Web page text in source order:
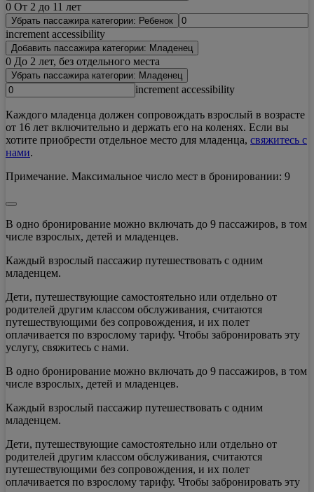
0 От 2 до 11 лет
Убрать пассажира категории: Ребенок
increment accessibility
Добавить пассажира категории: Младенец
0 До 2 лет, без отдельного места
Убрать пассажира категории: Младенец
increment accessibility
Каждого младенца должен сопровождать взрослый в возрасте
от 16 лет включительно и держать его на коленях. Если вы
хотите приобрести отдельное место для младенца, свяжитесь с
нами.
Примечание. Максимальное число мест в бронировании: 9
В одно бронирование можно включать до 9 пассажиров, в том
числе взрослых, детей и младенцев.
Каждый взрослый пассажир путешествовать с одним
младенцем.
Дети, путешествующие самостоятельно или отдельно от
родителей другим классом обслуживания, считаются
путешествующими без сопровождения, и их полет
оплачивается по взрослому тарифу. Чтобы забронировать эту
услугу, свяжитесь с нами.
В одно бронирование можно включать до 9 пассажиров, в том
числе взрослых, детей и младенцев.
Каждый взрослый пассажир путешествовать с одним
младенцем.
Дети, путешествующие самостоятельно или отдельно от
родителей другим классом обслуживания, считаются
путешествующими без сопровождения, и их полет
оплачивается по взрослому тарифу. Чтобы забронировать эту